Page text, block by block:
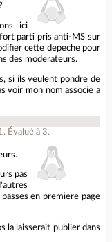
ici
parti pris anti-MS sur
cette depeche pour
des moderateurs.
si ils veulent pondre de
voir mon nom associe a
. Évalué à 3.
pas
en premiere page
la laisserait publier dans